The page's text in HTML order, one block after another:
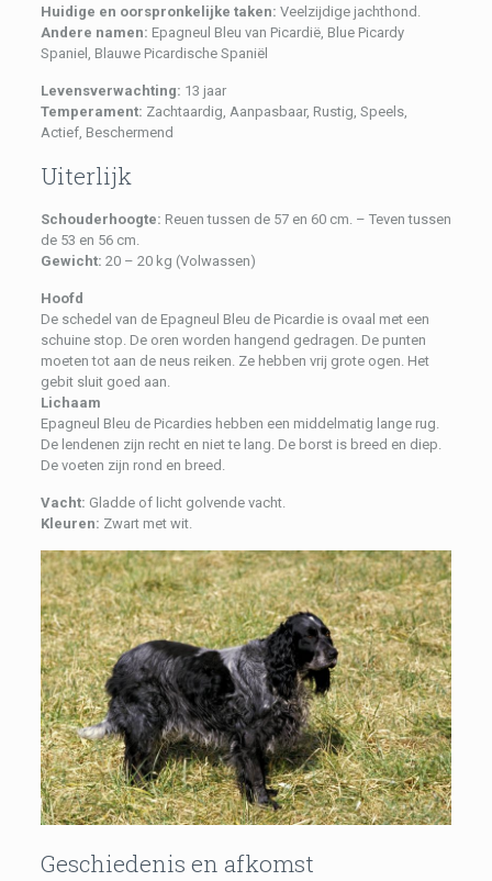
Huidige en oorspronkelijke taken: Veelzijdige jachthond.
Andere namen: Epagneul Bleu van Picardië, Blue Picardy
Spaniel, Blauwe Picardische Spaniël
Levensverwachting: 13 jaar
Temperament: Zachtaardig, Aanpasbaar, Rustig, Speels,
Actief, Beschermend
Uiterlijk
Schouderhoogte: Reuen tussen de 57 en 60 cm. – Teven tussen
de 53 en 56 cm.
Gewicht: 20 – 20 kg (Volwassen)
Hoofd
De schedel van de Epagneul Bleu de Picardie is ovaal met een
schuine stop. De oren worden hangend gedragen. De punten
moeten tot aan de neus reiken. Ze hebben vrij grote ogen. Het
gebit sluit goed aan.
Lichaam
Epagneul Bleu de Picardies hebben een middelmatig lange rug.
De lendenen zijn recht en niet te lang. De borst is breed en diep.
De voeten zijn rond en breed.
Vacht: Gladde of licht golvende vacht.
Kleuren: Zwart met wit.
Geschiedenis en afkomst